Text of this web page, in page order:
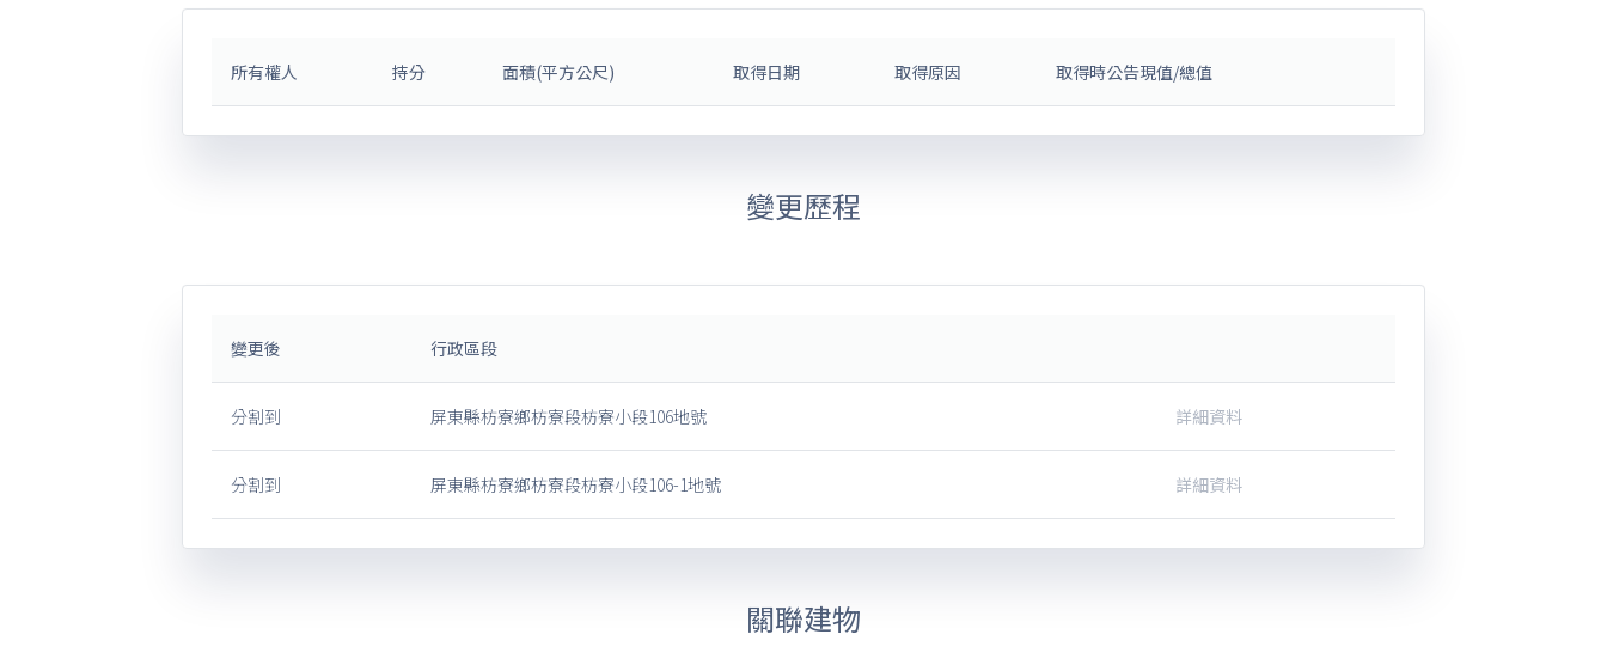
所有權人 持分 面積(平方公尺) 取得日期 取得原因 取得時公告現值/總值
變更歷程
變更後 行政區段
分割到 屏東縣枋寮鄉枋寮段枋寮小段106地號 詳細資料
分割到 屏東縣枋寮鄉枋寮段枋寮小段106-1地號 詳細資料
關聯建物